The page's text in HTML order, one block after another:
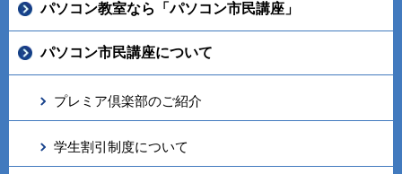
パソコン教室なら「パソコン市民講座」
パソコン市民講座について
プレミア倶楽部のご紹介
学生割引制度について